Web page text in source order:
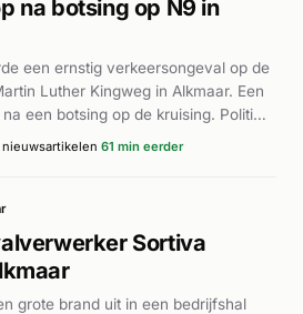
na botsing op N9 in
een ernstig verkeersongeval op de
Luther Kingweg in Alkmaar. Een
een botsing op de kruising. Politie,
rukten direct uit met
verwondingen op en werd
korte tijd geheel of gedeeltelijk
en bergingswerk. Het ongeluk
op dit drukke traject.
61 min eerder
Sortiva
grote brand uit in een bedrijfshal